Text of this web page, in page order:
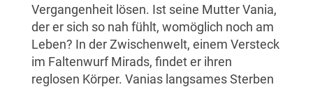
Vergangenheit lösen. Ist seine Mutter Vania,
der er sich so nah fühlt, womöglich noch am
Leben? In der Zwischenwelt, einem Versteck
im Faltenwurf Mirads, findet er ihren
reglosen Körper. Vanias langsames Sterben